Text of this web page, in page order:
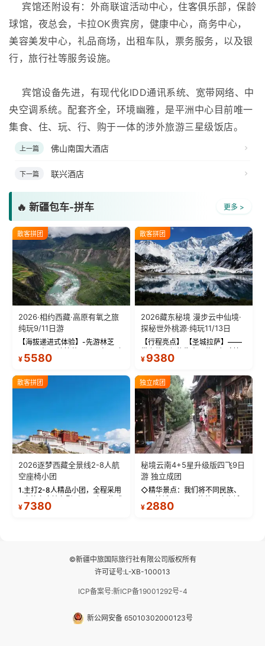
宾馆还附设有：外商联谊活动中心，住客俱乐部，保龄
球馆，夜总会，卡拉OK贵宾房，健康中心，商务中心，
美容美发中心，礼品商场，出租车队，票务服务，以及银
行，旅行社等服务设施。
宾馆设备先进，有现代化IDD通讯系统、宽带网络、中
央空调系统。配套齐全，环境幽雅，是平洲中心目前唯一
集食、住、玩、行、购于一体的涉外旅游三星级饭店。
上一篇 佛山南国大酒店
下一篇 联兴酒店
🔥 新疆包车-拼车 更多 >
散客拼团
2026·相约西藏·高原有氧之旅
纯玩9/11日游
【海拔递进式体验】-先游林芝
测 99%游客零高反 。 【贴心保
反根本不是事儿 ！ 【无人机航
拍】-雪山/圣湖/...
¥ 5580
散客拼团
2026藏东秘境 漫步云中仙境·
探秘世外桃源·纯玩11/13日
【行程亮点】 【圣城拉萨】——
萨，感受这座城与生俱来的与众
城堡寺院于一体的宏伟建筑，是
西藏最完整的古代...
¥ 9380
散客拼团
2026逐梦西藏全景线2-8人航
空座椅小团
1.主打2-8人精品小团，全程采用
9座航空座椅车型（360度环抱式
座舱），提供VIP级别的舒适出行
¥7380
独立成团
秘境云南4+5星升级版四飞9日
游 独立成团
◇精华景点：我们将不同民族、
不同地域、不同风格的三座古城
—【大理古城、丽江古城、香格
¥ 2880
©新疆中旅国际旅行社有限公司版权所有
许可证号:L-XB-100013
ICP备案号:新ICP备19001292号-4
新公网安备 65010302000123号